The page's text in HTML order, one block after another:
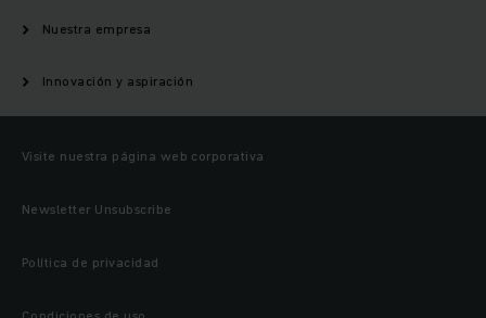
Nuestra empresa
Innovación y aspiración
Visite nuestra página web corporativa
Newsletter Unsubscribe
Política de privacidad